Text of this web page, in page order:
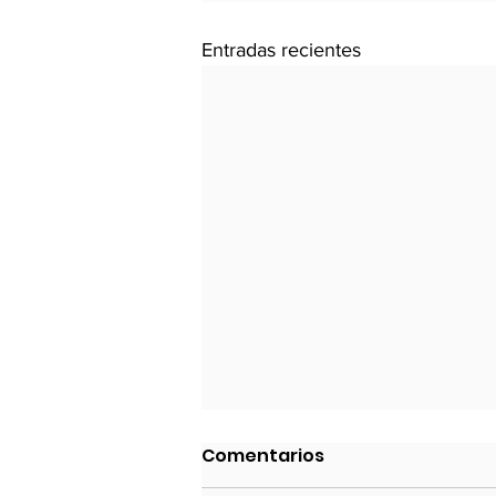
Entradas recientes
El “Gran Cero” y el “Grado
de Inversión”
Comentarios